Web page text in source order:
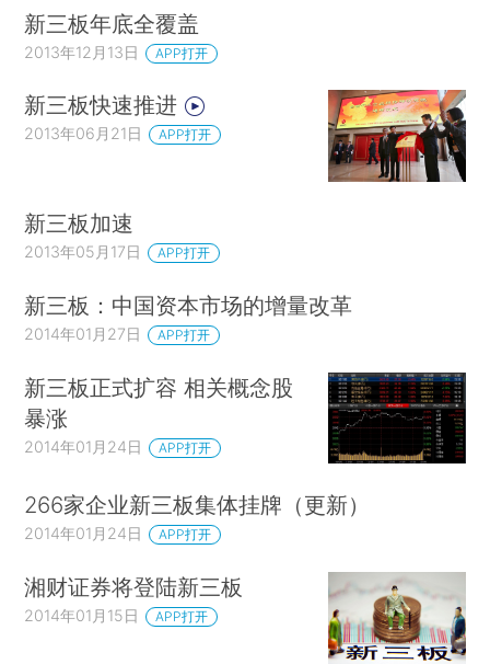
新三板年底全覆盖
2013年12月13日 APP打开
新三板快速推进
2013年06月21日 APP打开
新三板加速
2013年05月17日 APP打开
新三板：中国资本市场的增量改革
2014年01月27日 APP打开
新三板正式扩容 相关概念股
暴涨
2014年01月24日 APP打开
266家企业新三板集体挂牌（更新）
2014年01月24日 APP打开
湘财证券将登陆新三板
2014年01月15日 APP打开